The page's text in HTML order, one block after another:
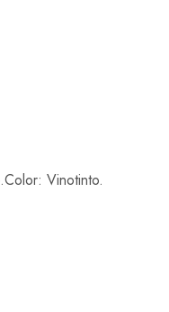
Vinotinto.